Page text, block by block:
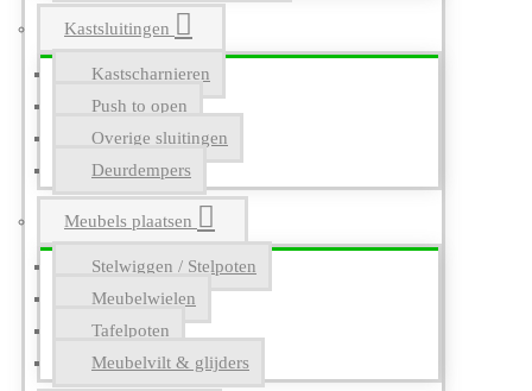
Kastsluitingen
Kastscharnieren
Push to open
Overige sluitingen
Deurdempers
Meubels plaatsen
Stelwiggen / Stelpoten
Meubelwielen
Tafelpoten
Meubelvilt & glijders